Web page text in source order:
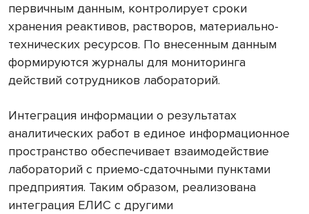
первичным данным, контролирует сроки
хранения реактивов, растворов, материально-
технических ресурсов. По внесенным данным
формируются журналы для мониторинга
действий сотрудников лабораторий.
Интеграция информации о результатах
аналитических работ в единое информационное
пространство обеспечивает взаимодействие
лабораторий с приемо-сдаточными пунктами
предприятия. Таким образом, реализована
интеграция ЕЛИС с другими